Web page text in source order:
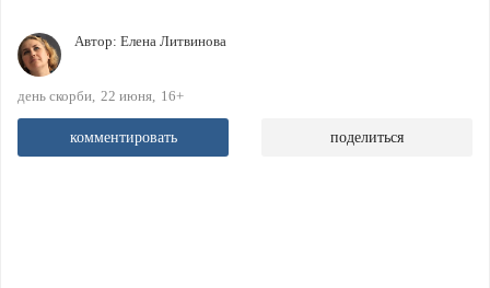
Автор: Елена Литвинова
день скорби 22 июня 16+
комментировать поделиться